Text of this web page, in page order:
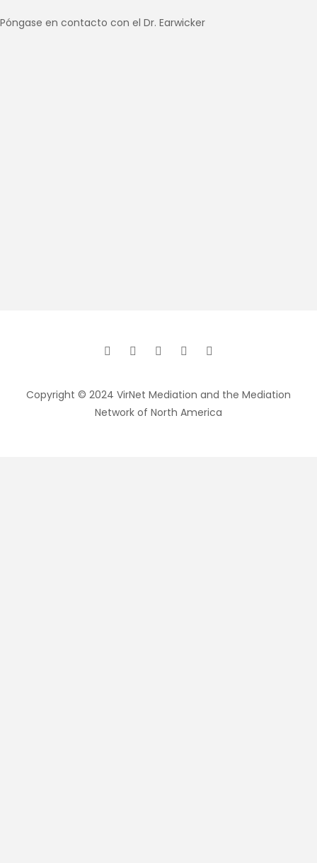
Póngase en contacto con el Dr. Earwicker
Copyright © 2024 VirNet Mediation and the Mediation
Network of North America